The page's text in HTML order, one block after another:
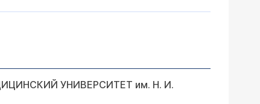
УНИВЕРСИТЕТ им. Н. И.